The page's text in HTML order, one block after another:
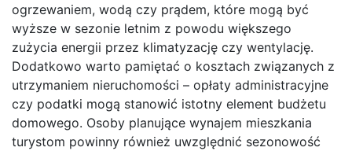
ogrzewaniem, wodą czy prądem, które mogą być
wyższe w sezonie letnim z powodu większego
zużycia energii przez klimatyzację czy wentylację.
Dodatkowo warto pamiętać o kosztach związanych z
utrzymaniem nieruchomości – opłaty administracyjne
czy podatki mogą stanowić istotny element budżetu
domowego. Osoby planujące wynajem mieszkania
turystom powinny również uwzględnić sezonowość